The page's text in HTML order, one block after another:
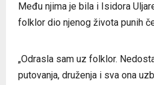
Među njima je bila i Isidora
folklor dio njenog života punih
„Odrasla sam uz folklor.
putovanja, druženja i sva ona